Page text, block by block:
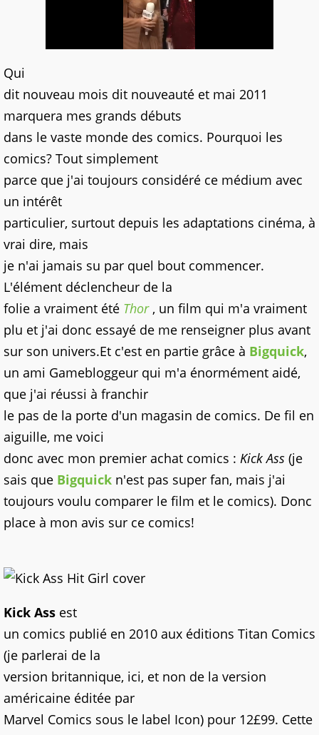
Qui
dit nouveau mois dit nouveauté et mai 2011
marquera mes grands débuts
dans le vaste monde des comics. Pourquoi les
comics? Tout simplement
parce que j'ai toujours considéré ce médium avec
un intérêt
particulier, surtout depuis les adaptations cinéma, à
vrai dire, mais
je n'ai jamais su par quel bout commencer.
L'élément déclencheur de la
folie a vraiment été Thor , un film qui m'a vraiment
plu et j'ai donc essayé de me renseigner plus avant
sur son univers.Et c'est en partie grâce à Bigquick,
un ami Gamebloggeur qui m'a énormément aidé,
que j'ai réussi à franchir
le pas de la porte d'un magasin de comics. De fil en
aiguille, me voici
donc avec mon premier achat comics : Kick Ass (je
sais que Bigquick n'est pas super fan, mais j'ai
toujours voulu comparer le film et le comics). Donc
place à mon avis sur ce comics!
Kick Ass est
un comics publié en 2010 aux éditions Titan Comics
(je parlerai de la
version britannique, ici, et non de la version
américaine éditée par
Marvel Comics sous le label Icon) pour 12£99. Cette